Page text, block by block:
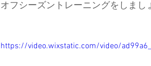
オフシーズントレーニングをしまし
https://video.wixstatic.com/video/